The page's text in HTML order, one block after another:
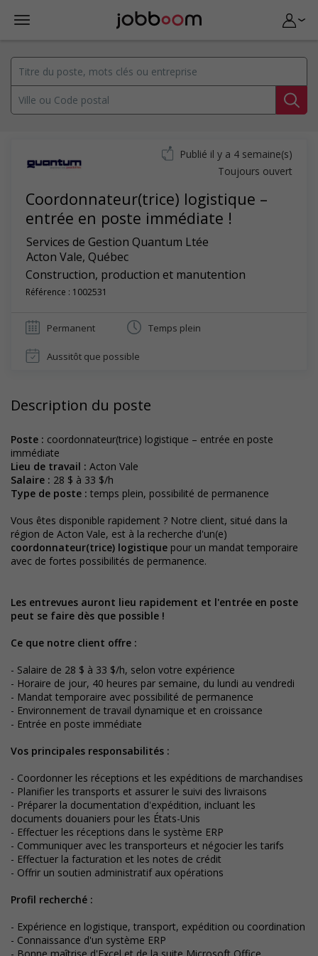
Coordonnateur(trice) logistique –
entrée en poste immédiate !
Services de Gestion Quantum Ltée
Acton Vale, Québec
Construction, production et manutention
Référence : 1002531
Publié il y a 4 semaine(s)
Toujours ouvert
Permanent Temps plein
Aussitôt que possible
Description du poste
Poste : coordonnateur(trice) logistique – entrée en poste
immédiate
Lieu de travail : Acton Vale
Salaire : 28 $ à 33 $/h
Type de poste : temps plein, possibilité de permanence
Vous êtes disponible rapidement ? Notre client, situé dans la
région de Acton Vale, est à la recherche d'un(e)
coordonnateur(trice) logistique pour un mandat temporaire
avec de fortes possibilités de permanence.
Les entrevues auront lieu rapidement et l'entrée en poste
peut se faire dès que possible !
Ce que notre client offre :
- Salaire de 28 $ à 33 $/h, selon votre expérience
- Horaire de jour, 40 heures par semaine, du lundi au vendredi
- Mandat temporaire avec possibilité de permanence
- Environnement de travail dynamique et en croissance
- Entrée en poste immédiate
Vos principales responsabilités :
- Coordonner les réceptions et les expéditions de marchandises
- Planifier les transports et assurer le suivi des livraisons
- Préparer la documentation d'expédition, incluant les
documents douaniers pour les États-Unis
- Effectuer les réceptions dans le système ERP
- Communiquer avec les transporteurs et négocier les tarifs
- Effectuer la facturation et les notes de crédit
- Offrir un soutien administratif aux opérations
Profil recherché :
- Expérience en logistique, transport, expédition ou coordination
- Connaissance d'un système ERP